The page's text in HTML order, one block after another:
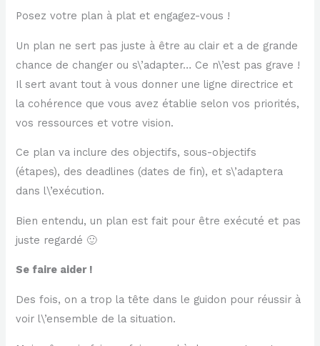
Posez votre plan à plat et engagez-vous !
Un plan ne sert pas juste à être au clair et a de grande
chance de changer ou s\’adapter… Ce n\’est pas grave !
Il sert avant tout à vous donner une ligne directrice et
la cohérence que vous avez établie selon vos priorités,
vos ressources et votre vision.
Ce plan va inclure des objectifs, sous-objectifs
(étapes), des deadlines (dates de fin), et s\’adaptera
dans l\’exécution.
Bien entendu, un plan est fait pour être exécuté et pas
juste regardé 🙂
Se faire aider !
Des fois, on a trop la tête dans le guidon pour réussir à
voir l\’ensemble de la situation.